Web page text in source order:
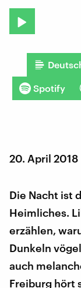
Spotify
20. April 2018
Die Nacht ist
Heimliches.
erzählen,
Dunkeln
auch
Freiburg hört